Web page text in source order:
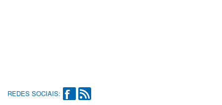
REDES SOCIAIS: